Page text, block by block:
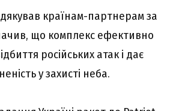
країнам-партнерам за
що комплекс ефективно
російських атак і дає
у захисті неба.